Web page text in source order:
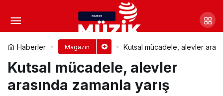
Haberler Magazin Kutsal mücadele, alevler
Kutsal mücadele, alevler
arasında zamanla yarış
Harbiye’de unutulmaz gece:
Candan Erçetin ve TEGV’li çocuklar
aynı sahnedeydi
Yorum Yap